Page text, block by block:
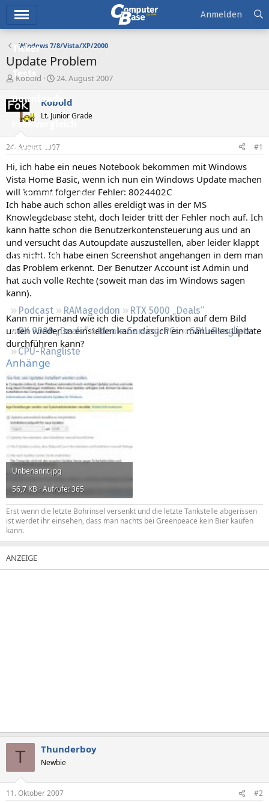
Ticker
Tests
Downloads
Preisvergleich
Forum
Aktuelles
Empfohlene Inhalte
Neue Beiträge
Neueste Aktivitäten
Leserartikel
Regeln
Podcast RAMageddon
RTX 5000 „Deals“
RX 9000 „Deals“
Ideale Gaming-PCs
GPU-Rangliste
CPU-Rangliste
Anmelden
Windows 7/8/Vista/XP/2000
Update Problem
E
s
t
e
Kobold
E
s
e
l
t
a
m
24. August 2007
Kobold
Lt. Junior Grade
24. August 2007 #1
Hi, ich habe ein neues Notebook bekommen mit Windows
Vista Home Basic, wenn ich nun ein Windows Update machen
will kommt folgender Fehler: 8024402C
Ich habe auch schon alles ereldigt was in der MS
Knowlegdebase steht, doch leider tritt der Fehler noch auf. Ich
kann hatte schon die Benutzerkontensteuerung aus und an
und versucht das Autoupdate auszustellen, aber leider klappt
das nicht. Ich habe einen Screenshot angehangen in dem man
das Problem erkennt. Der Benutzer Account ist Admin und
hat auch volle Rechte (soweit man das im Windows sagen
kann).
Kann mir jemand wie ich die Updatefunktion auf dem Bild
unten wieder so einstellen kann das ich ein manuelles Update
durchführen kann?
Anhänge
Unbenannt.jpg
56,7 KB · Aufrufe: 365
Erst wenn die letzte Bohrinsel versenkt und die letzte Tankstelle abgerissen
ist werdet ihr einsehen, dass man nachts bei Greenpeace kein Bier kaufen
kann.
T Thunderboy
Newbie
11. Oktober 2007 #2